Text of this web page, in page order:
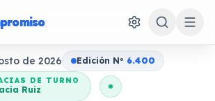
de 2026 Edición No 6.400
DE TURNO
Ruiz